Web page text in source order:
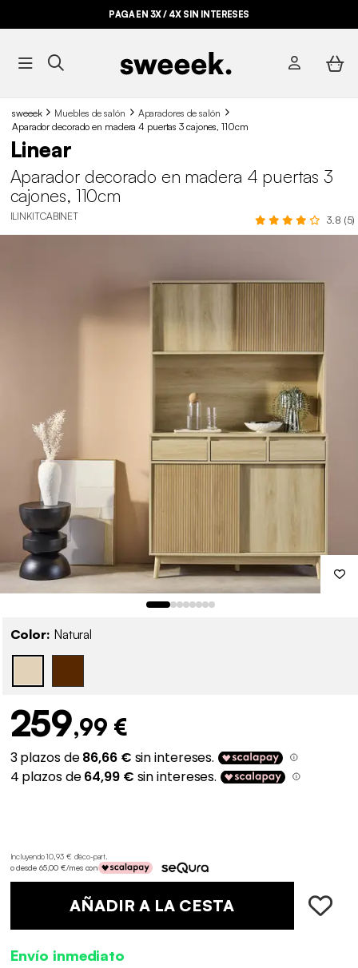
PAGA EN 3X / 4X SIN INTERESES
sweeek Muebles de salón
Aparadores de salón
Aparador decorado en madera 4 puertas 3 cajones, 110cm
Linear
Aparador decorado en madera 4 puertas 3
cajones, 110cm
ILINKITCABINET 3.8 (5)
Color: Natural
259,99 €
Incluyendo 10,93 € d'éco-part.
o desde 65,00 €/mes con
AÑADIR A LA CESTA
Envío inmediato